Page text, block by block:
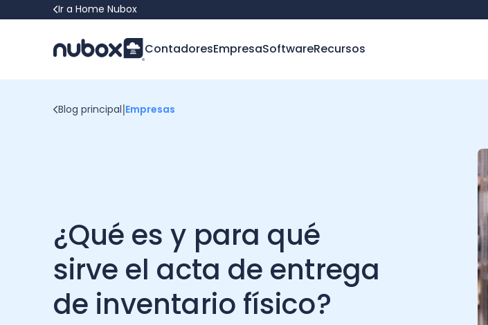
Ir a Home Nubox
ContadoresEmpresaSoftwareRecursos
Blog principal|Empresas
¿Qué es y para qué
sirve el acta de entrega
de inventario físico?